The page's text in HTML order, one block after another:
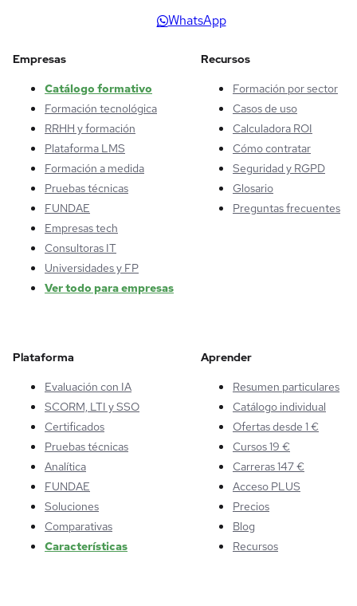
WhatsApp
Empresas
Catálogo formativo
Formación tecnológica
RRHH y formación
Plataforma LMS
Formación a medida
Pruebas técnicas
FUNDAE
Empresas tech
Consultoras IT
Universidades y FP
Ver todo para empresas
Recursos
Formación por sector
Casos de uso
Calculadora ROI
Cómo contratar
Seguridad y RGPD
Glosario
Preguntas frecuentes
Plataforma
Evaluación con IA
SCORM, LTI y SSO
Certificados
Pruebas técnicas
Analítica
FUNDAE
Soluciones
Comparativas
Características
Aprender
Resumen particulares
Catálogo individual
Ofertas desde 1 €
Cursos 19 €
Carreras 147 €
Acceso PLUS
Precios
Blog
Recursos